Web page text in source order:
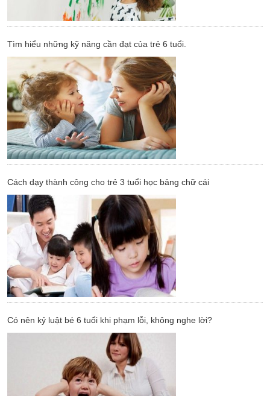
Tìm hiểu những kỹ năng cần đạt của trẻ 6 tuổi.
Cách dạy thành công cho trẻ 3 tuổi học bảng chữ cái
Có nên kỷ luật bé 6 tuổi khi phạm lỗi, không nghe lời?